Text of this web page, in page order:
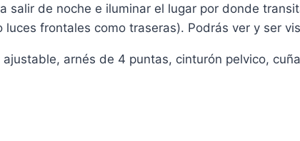
salir de noche e iluminar el lugar por donde
luces frontales como traseras). Podrás ver y ser
arnés de 4 puntas, cinturón pelvico,